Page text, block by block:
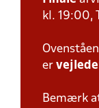
kl. 19:00,
er
Bemærk